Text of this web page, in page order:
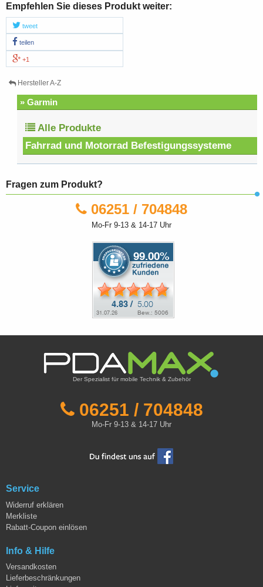
Empfehlen Sie dieses Produkt weiter:
tweet
teilen
+1
Hersteller A-Z
» Garmin
Alle Produkte
Fahrrad und Motorrad Befestigungssysteme
Fragen zum Produkt?
06251 / 704848
Mo-Fr 9-13 & 14-17 Uhr
Der Spezialist für mobile Technik & Zubehör
06251 / 704848
Mo-Fr 9-13 & 14-17 Uhr
Service
Widerruf erklären
Merkliste
Rabatt-Coupon einlösen
Info & Hilfe
Versandkosten
Lieferbeschränkungen